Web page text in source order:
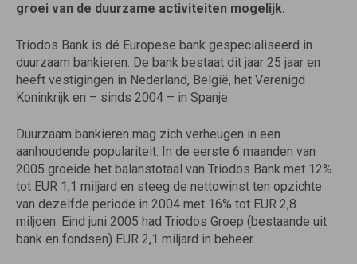
groei van de duurzame activiteiten mogelijk.
Triodos Bank is dé Europese bank gespecialiseerd in
duurzaam bankieren. De bank bestaat dit jaar 25 jaar en
heeft vestigingen in Nederland, België, het Verenigd
Koninkrijk en – sinds 2004 – in Spanje.
Duurzaam bankieren mag zich verheugen in een
aanhoudende populariteit. In de eerste 6 maanden van
2005 groeide het balanstotaal van Triodos Bank met 12%
tot EUR 1,1 miljard en steeg de nettowinst ten opzichte
van dezelfde periode in 2004 met 16% tot EUR 2,8
miljoen. Eind juni 2005 had Triodos Groep (bestaande uit
bank en fondsen) EUR 2,1 miljard in beheer.